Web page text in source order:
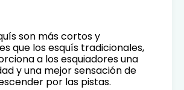
son más cortos y
que los esquís tradicionales,
a los esquiadores una
y una mejor sensación de
por las pistas.